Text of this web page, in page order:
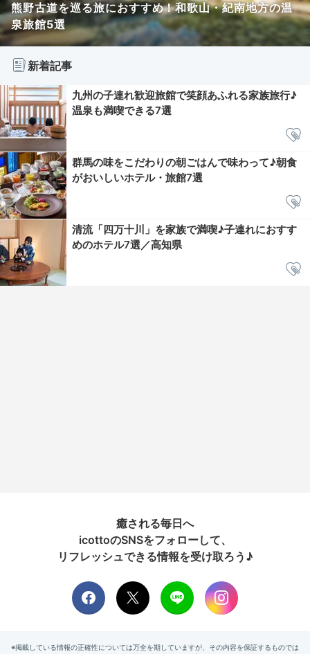
熊野古道を巡る旅におすすめ！和歌山・紀南地方の温
泉旅館5選
新着記事
九州の子連れ歓迎旅館で笑顔あふれる家族旅行♪
温泉も満喫できる7選
群馬の味をこだわりの朝ごはんで味わって♪朝食
がおいしいホテル・旅館7選
清流「四万十川」を家族で満喫♪子連れにおすす
めのホテル7選／高知県
癒される毎日へ
icottoのSNSをフォローして、
リフレッシュできる情報を受け取ろう♪